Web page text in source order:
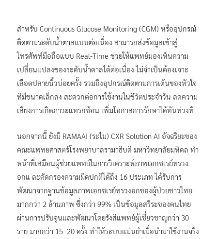
สำหรับ Continuous Glucose Monitoring (CGM) หรืออุปกรณ์
ติดตามระดับน้ำตาลแบบต่อเนื่อง สามารถส่งข้อมูลเข้าสู่
โทรศัพท์มือถือแบบ Real-Time ช่วยให้แพทย์มองเห็นความ
เปลี่ยนแปลงของระดับน้ำตาลได้ต่อเนื่อง ไม่จำเป็นต้องเจาะ
เลือดปลายนิ้วบ่อยครั้ง รวมถึงอุปกรณ์ติดตามการเต้นของหัวใจ
ที่มีขนาดเล็กลง สะดวกต่อการใช้งานในชีวิตประจำวัน ลดความ
เสี่ยงการเกิดภาวะแทรกซ้อน เพิ่มโอกาสการรักษาได้ทันท่วงที
นอกจากนี้ ยังมี RAMAAI (ระไม) CXR Solution AI อัจฉริยะของ
คณะแพทยศาสตร์โรงพยาบาลรามาธิบดี มหาวิทยาลัยมหิดล ทำ
หน้าที่เสมือนผู้ช่วยแพทย์ในการวิเคราะห์ภาพเอกซเรย์ทรวง
อกแ ละคัดกรองความผิดปกติได้ถึง 16 ประเภท ได้รับการ
พัฒนาจากฐานข้อมูลภาพเอกซเรย์ทรวงอกของผู้ป่วยชาวไทย
มากกว่า 2 ล้านภาพ ซึ่งกว่า 99% เป็นข้อมูลสรีระของคนไทย
ผ่านการปรับจูนและพัฒนาโดยรังสีแพทย์ผู้เชี่ยวชาญกว่า 30
ราย มากกว่า 15–20 ครั้ง ทำให้ระบบแม่นยำเมื่อนำมาใช้งานจริง